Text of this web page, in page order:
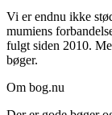
Udgivet: 27. august
Vi er endnu ikke
mumiens
fulgt siden 2010.
bøger.
Om bog.nu